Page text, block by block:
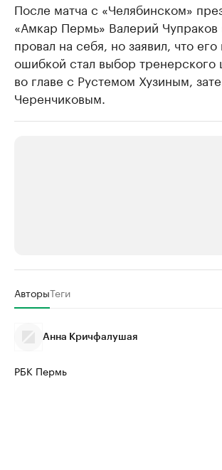
После матча с «Челябинском»
«Амкар Пермь» Валерий Чупраков
провал на себя, но заявил, что его
ошибкой стал выбор тренерского
во главе с Рустемом Хузиным,
Черенчиковым.
Крупнейшие производители и
Ознакомьтесь с информацией в каталоге
АвторыТеги
Анна Кричфалушая
РБК Пермь